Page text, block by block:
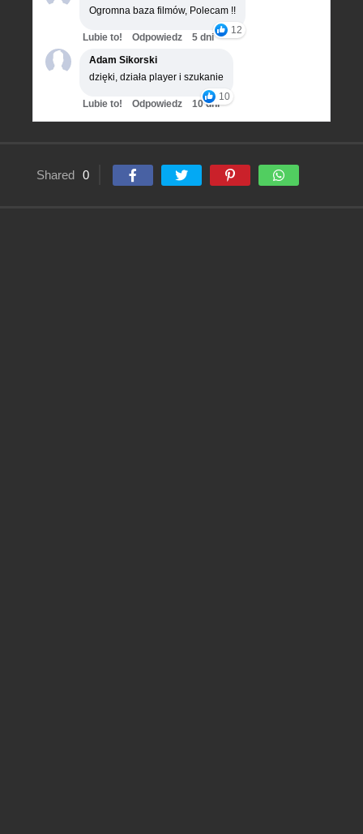
Ogromna baza filmów, Polecam !!
12
Lubie to! Odpowiedz
5 dni
Adam Sikorski
dzięki, działa player i szukanie
10
Lubie to! Odpowiedz 10 dni
Shared 0